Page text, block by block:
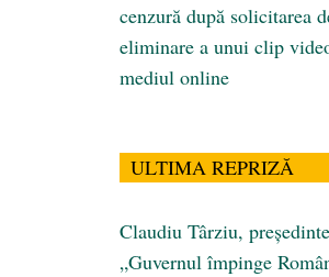
cenzură după solicitarea
eliminare a unui clip
mediul online
ULTIMA REPRIZĂ
Claudiu Târziu,
„Guvernul împinge